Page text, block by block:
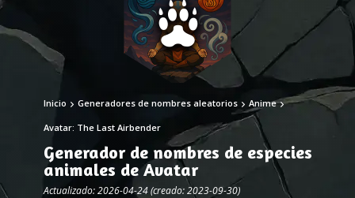
Inicio Generadores de nombres aleatorios Anime
Avatar: The Last Airbender
Generador de nombres de especies
animales de Avatar
Actualizado: 2026-04-24 (creado: 2023-09-30)